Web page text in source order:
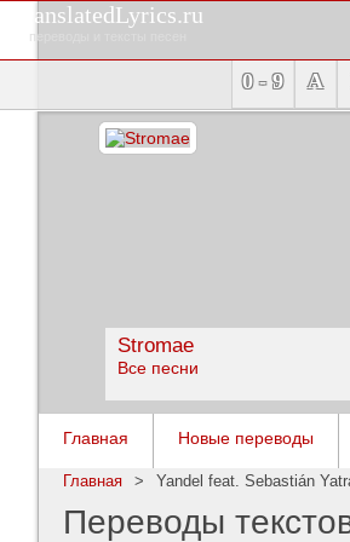
TranslatedLyrics.ru
переводы и тексты песен
0 - 9 A
Stromae
Все песни
Главная Новые переводы
Главная > Yandel feat. Sebastián
Переводы